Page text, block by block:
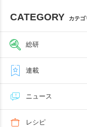
CATEGORY カテゴ
総研
連載
ニュース
レシピ